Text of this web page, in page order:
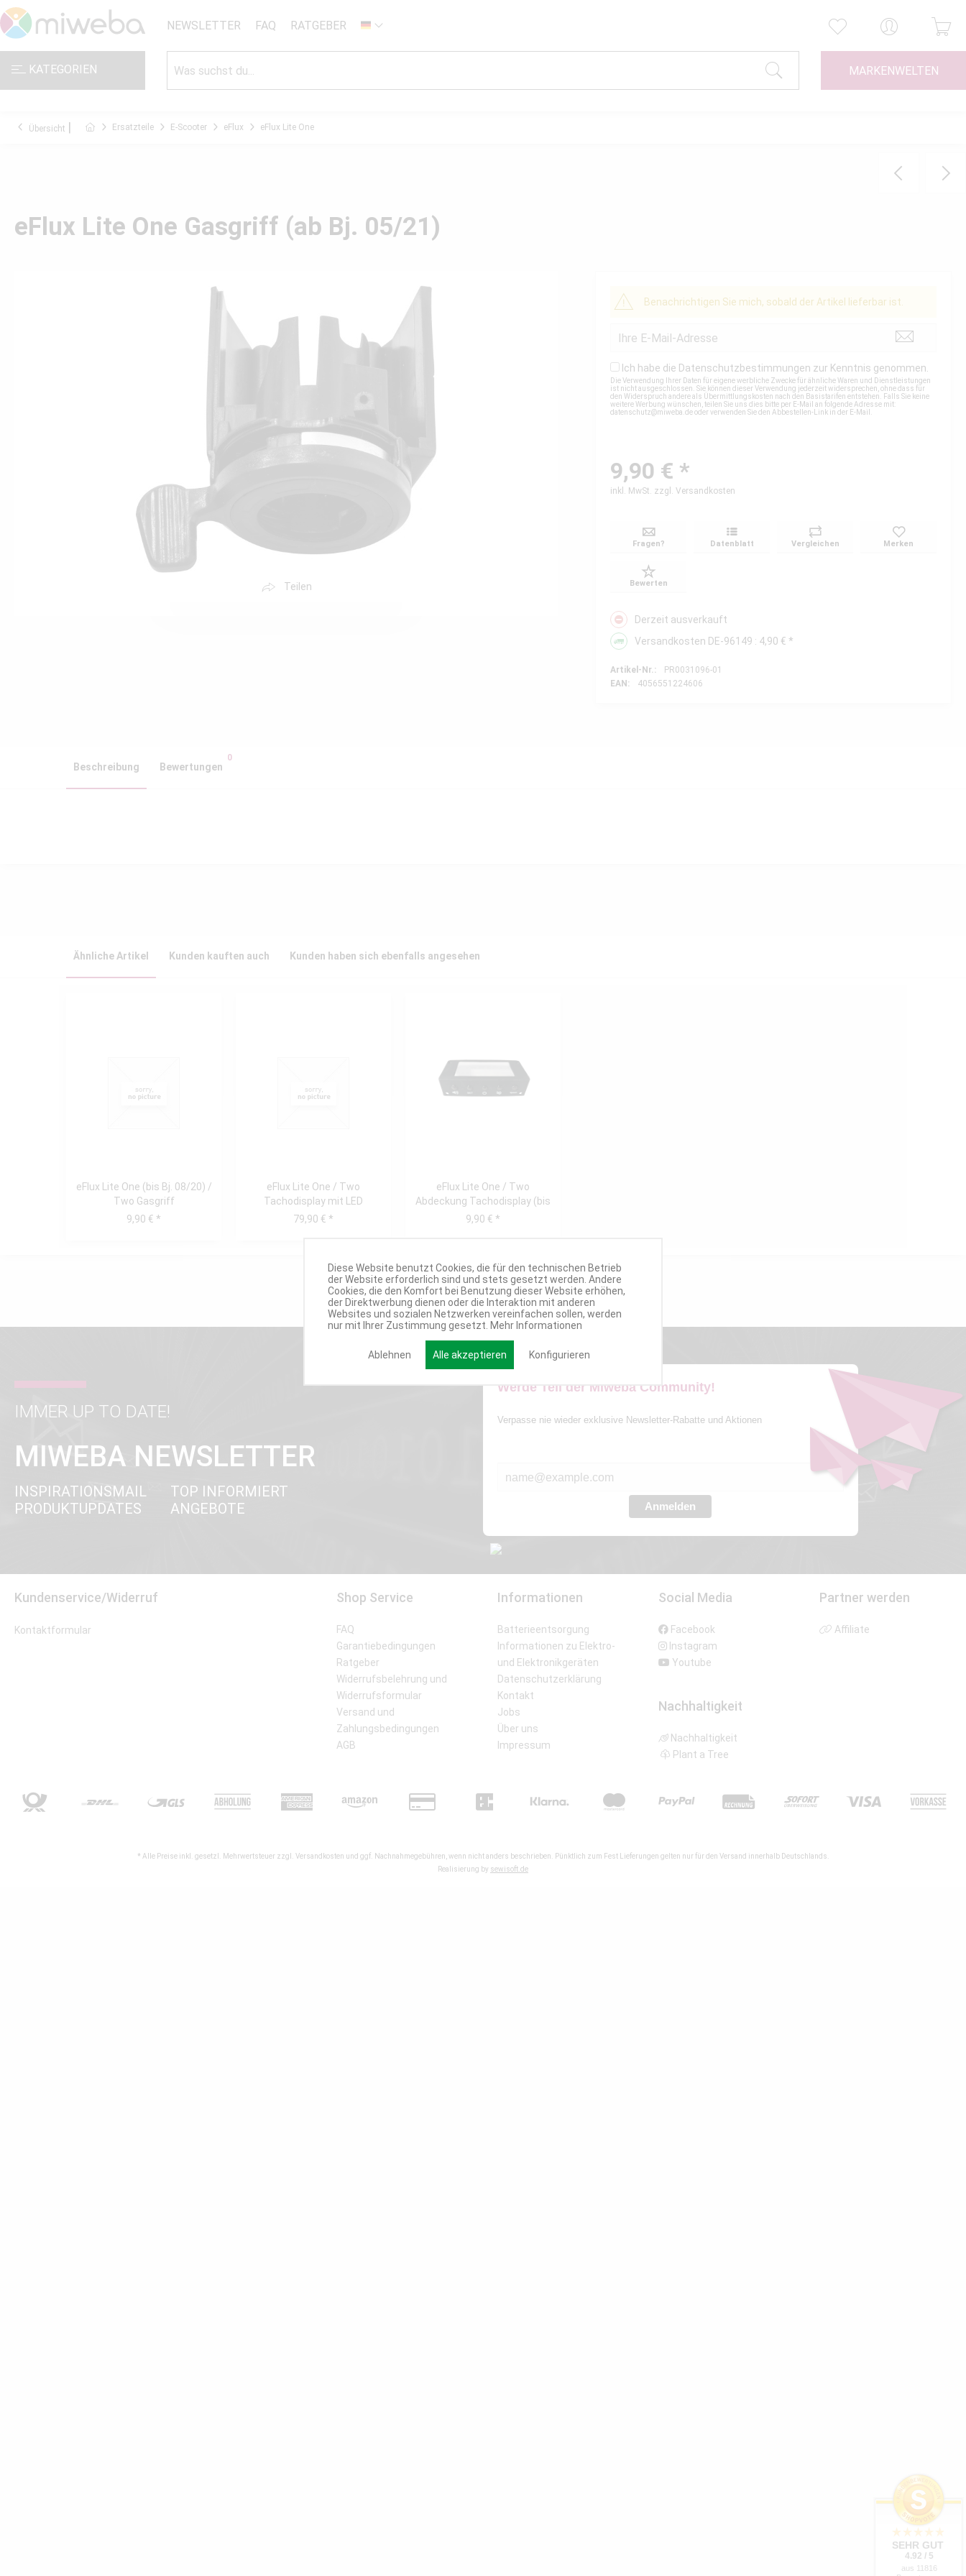
NEWSLETTER FAQ RATGEBER DE
KATEGORIEN MARKENWELTEN
Übersicht Ersatzteile E-Scooter eFlux eFlux Lite One
eFlux Lite One Gasgriff (ab Bj. 05/21)
Teilen
Benachrichtigen Sie mich, sobald der Artikel lieferbar ist.
Ich habe die Datenschutzbestimmungen zur Kenntnis genommen.
Die Verwendung Ihrer Daten für eigene werbliche Zwecke für ähnliche Waren und Dienstleistungen
ist nicht ausgeschlossen. Sie können dieser Verwendung jederzeit widersprechen, ohne dass für
den Widerspruch andere als Übermittlungskosten nach den Basistarifen entstehen. Falls Sie keine
weitere Werbung wünschen, teilen Sie uns dies bitte per E-Mail an folgende Adresse mit:
datenschutz@miweba.deoder verwenden Sie den Abbestellen-Link in der E-Mail.
9,90 € *
inkl. MwSt. zzgl. Versandkosten
Fragen? Datenblatt Vergleichen Merken
Bewerten
Derzeit ausverkauft
Versandkosten DE-96149 : 4,90 € *
Artikel-Nr.:
PR0031096-01
EAN:
4056551224606
Beschreibung Bewertungen
0
Ähnliche Artikel Kunden kauften auch Kunden haben sich ebenfalls angesehen
eFlux Lite One (bis Bj. 08/20) /
Two Gasgriff
9,90 € *
eFlux Lite One / Two
Tachodisplay mit LED
Scheinwerfer Platine...
79,90 € *
eFlux Lite One / Two
Abdeckung Tachodisplay (bis
Bj. 04/21)
9,90 € *
IMMER UP TO DATE!
MIWEBA NEWSLETTER
INSPIRATIONSMAIL
PRODUKTUPDATES
TOP INFORMIERT
ANGEBOTE
Werde Teil der Miweba Community!
Verpasse nie wieder exklusive Newsletter-Rabatte und Aktionen
Anmelden
Kundenservice/Widerruf
Kontaktformular
Shop Service
FAQ
Garantiebedingungen
Ratgeber
Widerrufsbelehrung und
Widerrufsformular
Versand und
Zahlungsbedingungen
AGB
Informationen
Batterieentsorgung
Informationen zu Elektro-
und Elektronikgeräten
Datenschutzerklärung
Kontakt
Jobs
Über uns
Impressum
Social Media
Facebook
Instagram
Youtube
Nachhaltigkeit
Nachhaltigkeit
Plant a Tree
Partner werden
Affiliate
* Alle Preise inkl. gesetzl. Mehrwertsteuer zzgl. Versandkosten und ggf. Nachnahmegebühren, wenn nicht anders beschrieben. Pünktlich zum Fest Lieferungen gelten nur für den Versand innerhalb Deutschlands.
Realisierung by sewisoft.de
Diese Website benutzt Cookies, die für den technischen Betrieb
der Website erforderlich sind und stets gesetzt werden. Andere
Cookies, die den Komfort bei Benutzung dieser Website erhöhen,
der Direktwerbung dienen oder die Interaktion mit anderen
Websites und sozialen Netzwerken vereinfachen sollen, werden
nur mit Ihrer Zustimmung gesetzt. Mehr Informationen
Ablehnen Alle akzeptieren Konfigurieren
SEHR GUT
4.92 / 5
aus 11816